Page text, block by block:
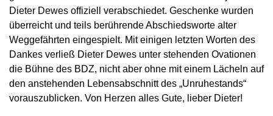
Dieter Dewes offiziell verabschiedet. Geschenke wurden
überreicht und teils berührende Abschiedsworte alter
Weggefährten eingespielt. Mit einigen letzten Worten des
Dankes verließ Dieter Dewes unter stehenden Ovationen
die Bühne des BDZ, nicht aber ohne mit einem Lächeln auf
den anstehenden Lebensabschnitt des „Unruhestands“
vorauszublicken. Von Herzen alles Gute, lieber Dieter!